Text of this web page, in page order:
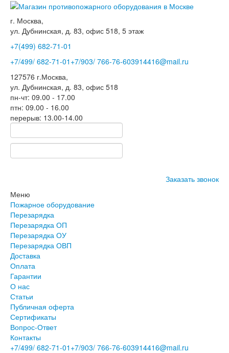
г. Москва,
ул. Дубнинская, д. 83, офис 518, 5 этаж
+7(499) 682-71-01
+7/499/ 682-71-01 +7/903/ 766-76-603914416@mail.ru
127576 г.Москва,
ул. Дубнинская, д. 83, офис 518
пн-чт: 09.00 - 17.00
птн: 09.00 - 16.00
перерыв: 13.00-14.00
Заказать звонок
Меню
Пожарное оборудование
Перезарядка
Перезарядка ОП
Перезарядка ОУ
Перезарядка ОВП
Доставка
Оплата
Гарантии
О нас
Статьи
Публичная оферта
Сертификаты
Вопрос-Ответ
Контакты
+7/499/ 682-71-01 +7/903/ 766-76-603914416@mail.ru